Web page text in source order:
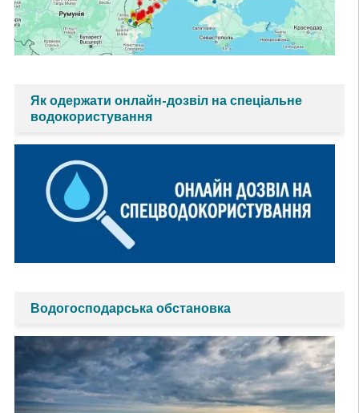
Як одержати онлайн-дозвіл на спеціальне
водокористування
Водогосподарська обстановка